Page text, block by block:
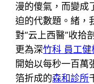
漫的傻氣，而變成
迫的代數題。緒，
對“云上西醫”收拾
更為深竹科 員工健
開始以每秒一百萬
箔折成的森和診所